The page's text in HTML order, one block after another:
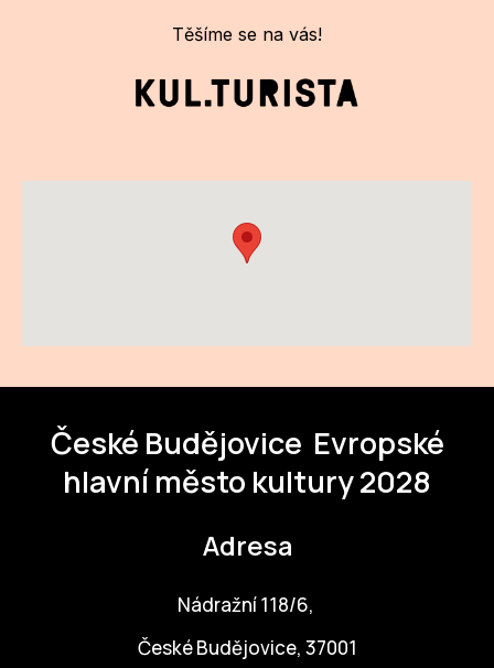
Těšíme se na vás!
České Budějovice Evropské
hlavní město kultury 2028
Adresa
Nádražní 118/6,
České Budějovice, 37001